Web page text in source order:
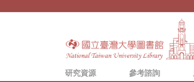
研究資源 參考諮詢